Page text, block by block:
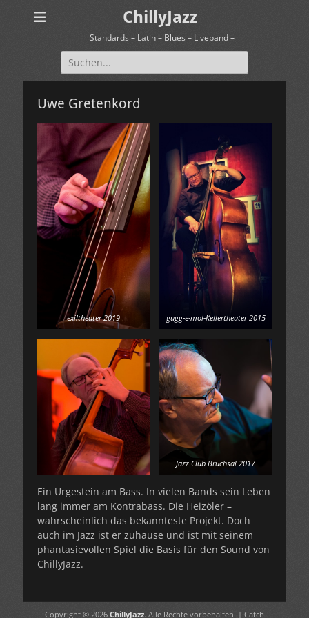
ChillyJazz
Standards – Latin – Blues – Liveband –
Suchen
nach:
Uwe Gretenkord
exiltheater 2019 gugg-e-mol-Kellertheater 2015
Jazz Club Bruchsal 2017
Ein Urgestein am Bass. In vielen Bands sein Leben
lang immer am Kontrabass. Die Heizöler –
wahrscheinlich das bekannteste Projekt. Doch
auch im Jazz ist er zuhause und ist mit seinem
phantasievollen Spiel die Basis für den Sound von
ChillyJazz.
Copyright © 2026 ChillyJazz. Alle Rechte vorbehalten. | Catch